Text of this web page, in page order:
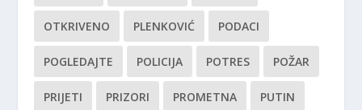
OTKRIVENO PLENKOVIĆ PODACI
POGLEDAJTE POLICIJA POTRES POŽAR
PRIJETI PRIZORI PROMETNA PUTIN